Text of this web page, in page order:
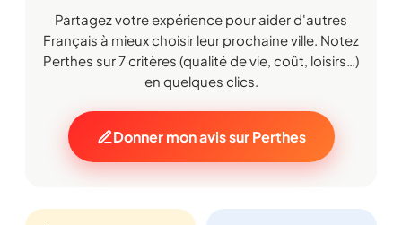
Partagez votre expérience pour aider d'autres
Français à mieux choisir leur prochaine ville. Notez
Perthes sur 7 critères (qualité de vie, coût, loisirs…)
en quelques clics.
Donner mon avis sur Perthes